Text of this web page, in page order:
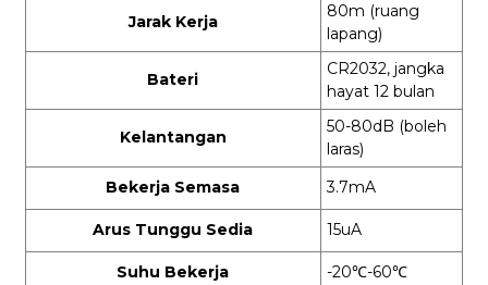
Jarak Kerja
80m (ruang
lapang)
Bateri
CR2032, jangka
hayat 12 bulan
Kelantangan
50-80dB (boleh
laras)
Bekerja Semasa
3.7mA
Arus Tunggu Sedia 15uA
Suhu Bekerja -20℃-60℃